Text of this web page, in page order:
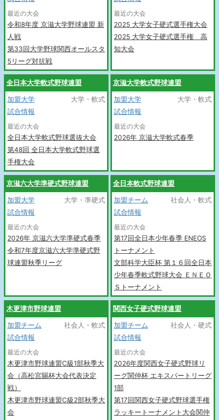
最近の大会
令和8年度 京滋大学野球連盟 新
人戦
第33回大学野球関西オールスタ
5リーグ対抗戦
最近の大会
2025 大学女子硬式選手権大会
2025 大学女子硬式選手権 高
知大会
全日本大学軟式野球連盟
加盟大学
大学・軟式
試合情報
最近の大会
全日本大学軟式野球選抜大会
第48回 全日本大学軟式野球選
手権大会
京滋大学軟式野球連盟
加盟大学
大学・軟式
試合情報
最近の大会
2026年 京滋大学軟式春季
京滋六大学準硬式野球連盟
加盟大学
大学・準硬式
試合情報
最近の大会
2026年 京滋六大学準硬式春季
令和7年度京滋六大学準硬式野
球連盟秋季リーグ
全日本軟式野球連盟
加盟チーム
社会人・軟式
試合情報
最近の大会
第17回全日本少年春季 ENEOS
トーナメント
文部科学大臣杯 第１６回全日本
少年春季軟式野球大会 ＥＮＥＯ
Ｓトーナメント
木更津市野球連盟
加盟チーム
社会人・軟式
試合情報
最近の大会
木更津市野球連盟C級1部秋季大
会（高松宮賜杯大会代表決定
戦）
木更津市野球連盟C級2部秋季大
会
関西女子硬式野球連盟
加盟チーム
社会人・硬式
試合情報
最近の大会
2026年度関西女子硬式野球リ
ーグ関仲杯 エキスパートリーグ
1部
第17回関西女子硬式野球選手権
ラッキートーナメント大会関仲